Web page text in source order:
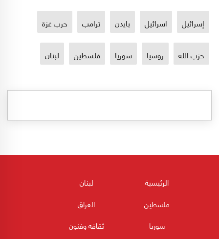
إسرائيل اسرائيل بايدن ترامب حرب غزة
حزب الله روسيا سوريا فلسطين لبنان
الرئيسية
لبنان
فلسطين
العراق
سوريا
ثقافه وفنون